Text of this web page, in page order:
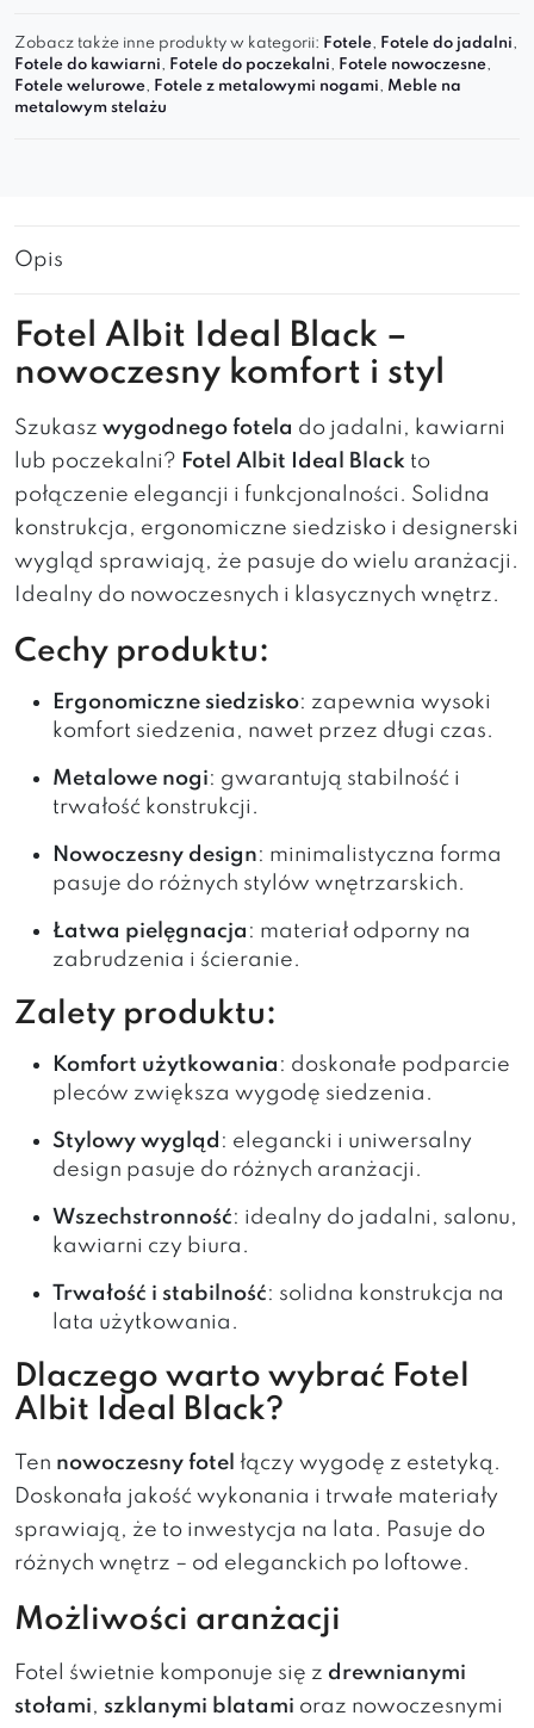
Zobacz także inne produkty w kategorii: Fotele, Fotele do jadalni,
Fotele do kawiarni, Fotele do poczekalni, Fotele nowoczesne,
Fotele welurowe, Fotele z metalowymi nogami, Meble na
metalowym stelażu
Opis
Fotel Albit Ideal Black –
nowoczesny komfort i styl
Szukasz wygodnego fotela do jadalni, kawiarni
lub poczekalni? Fotel Albit Ideal Black to
połączenie elegancji i funkcjonalności. Solidna
konstrukcja, ergonomiczne siedzisko i designerski
wygląd sprawiają, że pasuje do wielu aranżacji.
Idealny do nowoczesnych i klasycznych wnętrz.
Cechy produktu:
Ergonomiczne siedzisko: zapewnia wysoki
komfort siedzenia, nawet przez długi czas.
Metalowe nogi: gwarantują stabilność i
trwałość konstrukcji.
Nowoczesny design: minimalistyczna forma
pasuje do różnych stylów wnętrzarskich.
Łatwa pielęgnacja : materiał odporny na
zabrudzenia i ścieranie.
Zalety produktu:
Komfort użytkowania : doskonałe podparcie
pleców zwiększa wygodę siedzenia.
Stylowy wygląd : elegancki i uniwersalny
design pasuje do różnych aranżacji.
Wszechstronność: idealny do jadalni, salonu,
kawiarni czy biura.
Trwałość i stabilność: solidna konstrukcja na
lata użytkowania.
Dlaczego warto wybrać Fotel
Albit Ideal Black?
Ten nowoczesny fotel łączy wygodę z estetyką.
Doskonała jakość wykonania i trwałe materiały
sprawiają, że to inwestycja na lata. Pasuje do
różnych wnętrz – od eleganckich po loftowe.
Możliwości aranżacji
Fotel świetnie komponuje się z drewnianymi
stołami, szklanymi blatami oraz nowoczesnymi